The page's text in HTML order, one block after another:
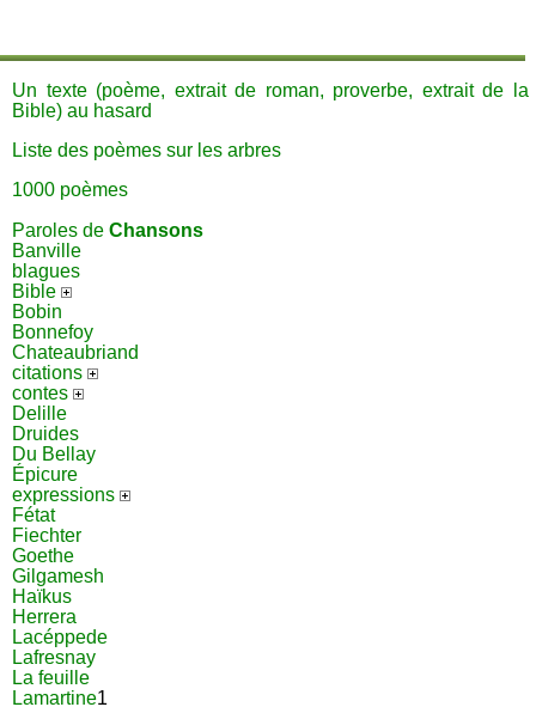
Un texte (poème, extrait de roman, proverbe, extrait de la
Bible) au hasard
Liste des poèmes sur les arbres
1000 poèmes
Paroles de Chansons
Banville
blagues
Bible
Bobin
Bonnefoy
Chateaubriand
citations
contes
Delille
Druides
Du Bellay
Épicure
expressions
Fétat
Fiechter
Goethe
Gilgamesh
Haïkus
Herrera
Lacéppede
Lafresnay
La feuille
Lamartine1